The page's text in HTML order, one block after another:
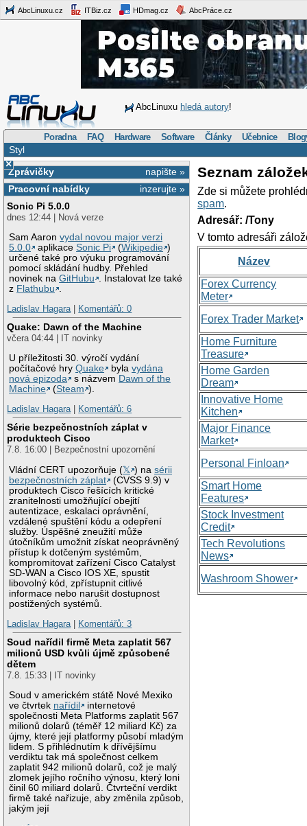
AbcLinuxu.cz ITBiz.cz HDmag.cz AbcPráce.cz
AbcLinuxu hledá autory!
Poradna FAQ Hardware Software Články Učebnice
Styl
×
napište »
Zprávičky
inzerujte »
Pracovní nabídky
Sonic Pi 5.0.0
dnes 12:44 | Nová verze
Sam Aaronvydal novou major verzi
5.0.0
aplikaceSonic Pi (Wikipedie )
určené také pro výuku programování
pomocí skládání hudby. Přehled
novinek naGitHubu
. Instalovat lze také
z Flathubu
Ladislav Hagara| Komentářů: 0
Quake: Dawn of the Machine
včera 04:44 | IT novinky
U příležitosti 30. výročí vydání
počítačové hryQuake bylavydána
nová epizoda
s názvem Dawn of the
Machine
(Steam ).
Ladislav Hagara| Komentářů: 6
Série bezpečnostních záplat v
produktech Cisco
7.8. 16:00 | Bezpečnostní upozornění
Vládní CERT upozorňuje (𝕏 ) nasérii
bezpečnostních záplat
(CVSS 9.9) v
produktech Cisco řešících kritické
zranitelnosti umožňující obejití
autentizace, eskalaci oprávnění,
vzdálené spuštění kódu a odepření
služby. Úspěšné zneužití může
útočníkům umožnit získat neoprávněný
přístup k dotčeným systémům,
kompromitovat zařízení Cisco Catalyst
SD-WAN a Cisco IOS XE, spustit
libovolný kód, zpřístupnit citlivé
informace nebo narušit dostupnost
postižených systémů.
Ladislav Hagara| Komentářů: 3
Soud nařídil firmě Meta zaplatit 567
milionů USD kvůli újmě způsobené
dětem
7.8. 15:33 | IT novinky
Soud v americkém státě Nové Mexiko
ve čtvrtek nařídil
internetové
společnosti Meta Platforms zaplatit 567
milionů dolarů (téměř 12 miliard Kč) za
újmy, které její platformy působí mladým
lidem. S přihlédnutím k dřívějšímu
verdiktu tak má společnost celkem
zaplatit 942 milionů dolarů, což je malý
zlomek jejího ročního výnosu, který loni
činil 60 miliard dolarů. Čtvrteční verdikt
firmě také nařizuje, aby změnila způsob,
jakým její
Seznam
Zde si můžete
spam.
Adresář: /Tony
V tomto adresáři
Název
Forex Currency
Meter
Forex Trader Market
Home Furniture
Treasure
Home Garden
Dream
Innovative Home
Kitchen
Major Finance
Market
Personal Finloan
Smart Home
Features
Stock Investment
Credit
Tech Revolutions
News
Washroom Shower